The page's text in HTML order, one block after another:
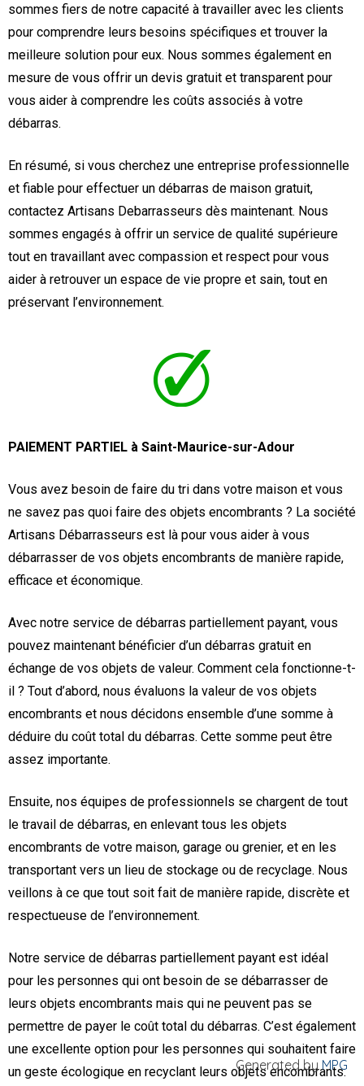
sommes fiers de notre capacité à travailler avec les clients
pour comprendre leurs besoins spécifiques et trouver la
meilleure solution pour eux. Nous sommes également en
mesure de vous offrir un devis gratuit et transparent pour
vous aider à comprendre les coûts associés à votre
débarras.
En résumé, si vous cherchez une entreprise professionnelle
et fiable pour effectuer un débarras de maison gratuit,
contactez Artisans Debarrasseurs dès maintenant. Nous
sommes engagés à offrir un service de qualité supérieure
tout en travaillant avec compassion et respect pour vous
aider à retrouver un espace de vie propre et sain, tout en
préservant l’environnement.
PAIEMENT PARTIEL à Saint-Maurice-sur-Adour
Vous avez besoin de faire du tri dans votre maison et vous
ne savez pas quoi faire des objets encombrants ? La société
Artisans Débarrasseurs est là pour vous aider à vous
débarrasser de vos objets encombrants de manière rapide,
efficace et économique.
Avec notre service de débarras partiellement payant, vous
pouvez maintenant bénéficier d’un débarras gratuit en
échange de vos objets de valeur. Comment cela fonctionne-t-
il ? Tout d’abord, nous évaluons la valeur de vos objets
encombrants et nous décidons ensemble d’une somme à
déduire du coût total du débarras. Cette somme peut être
assez importante.
Ensuite, nos équipes de professionnels se chargent de tout
le travail de débarras, en enlevant tous les objets
encombrants de votre maison, garage ou grenier, et en les
transportant vers un lieu de stockage ou de recyclage. Nous
veillons à ce que tout soit fait de manière rapide, discrète et
respectueuse de l’environnement.
Notre service de débarras partiellement payant est idéal
pour les personnes qui ont besoin de se débarrasser de
leurs objets encombrants mais qui ne peuvent pas se
permettre de payer le coût total du débarras. C’est également
une excellente option pour les personnes qui souhaitent faire
un geste écologique en recyclant leurs objets encombrants.
Generated byMPG